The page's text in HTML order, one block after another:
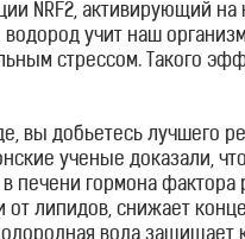
NRF2, активирующий на
учит наш
стрессом. Такого
вы добьетесь лучшего
ученые доказали,
печени гормона фактора
липидов, снижает